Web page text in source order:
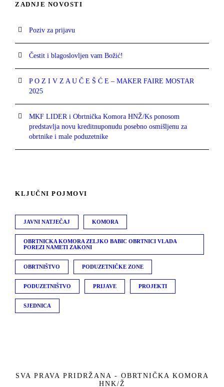
ZADNJE NOVOSTI
Poziv za prijavu
Čestit i blagoslovljen vam Božić!
P O Z I V Z A U Č E Š Ć E – MAKER FAIRE MOSTAR
2025
MKF LIDER i Obrtnička Komora HNŽ/Ks ponosom
predstavlja novu kreditnuponudu posebno osmišljenu za
obrtnike i male poduzetnike
KLJUČNI POJMOVI
JAVNI NATJEČAJ KOMORA
OBRTNICKA KOMORA ZELJKO BABIC OBRTNICI VLADA
POREZI NAMETI ZAKONI
OBRTNIŠTVO PODUZETNIČKE ZONE
PODUZETNIŠTVO PRIJAVE PROJEKTI
SJEDNICA
SVA PRAVA PRIDRŽANA - OBRTNIČKA KOMORA
HNK/Ž